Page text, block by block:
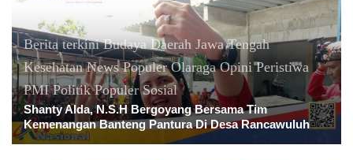
Berita terkini Budaya Daerah Jawa Tengah
Kesehatan News Populer Olaraga Opini Peristiwa
PMI Politik Populer Sosial
Shanty Alda, N.S.H Bergoyang Bersama Tim
Kemenangan Banteng Pantura Di Desa Rancawuluh